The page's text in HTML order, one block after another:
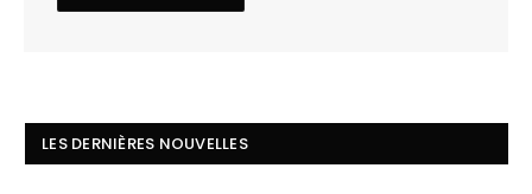
LES DERNIÈRES NOUVELLES